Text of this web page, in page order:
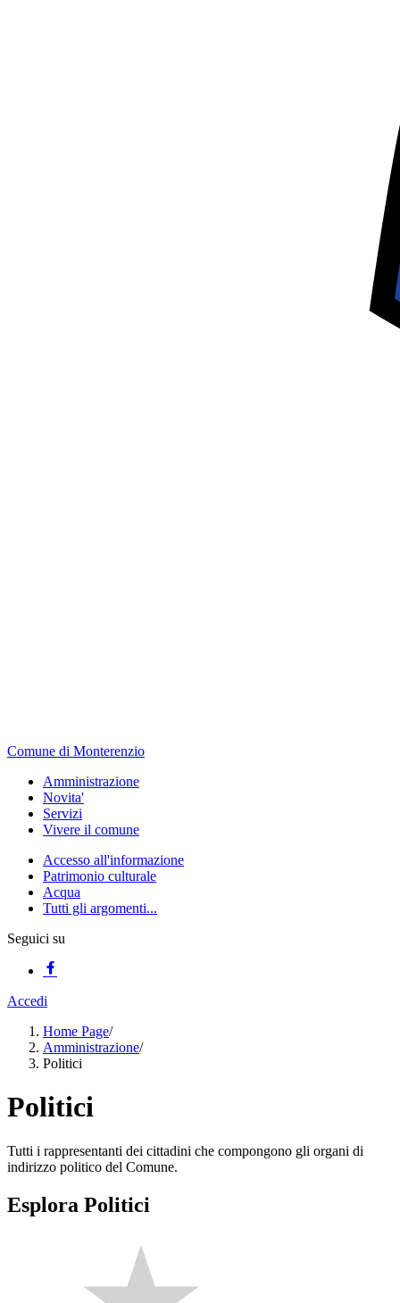
Comune di Monterenzio
Amministrazione
Novita'
Servizi
Vivere il comune
Accesso all'informazione
Patrimonio culturale
Acqua
Tutti gli argomenti...
Seguici su
Accedi
Home Page/
Amministrazione/
Politici
Politici
Tutti i rappresentanti dei cittadini che compongono gli organi di
indirizzo politico del Comune.
Esplora Politici